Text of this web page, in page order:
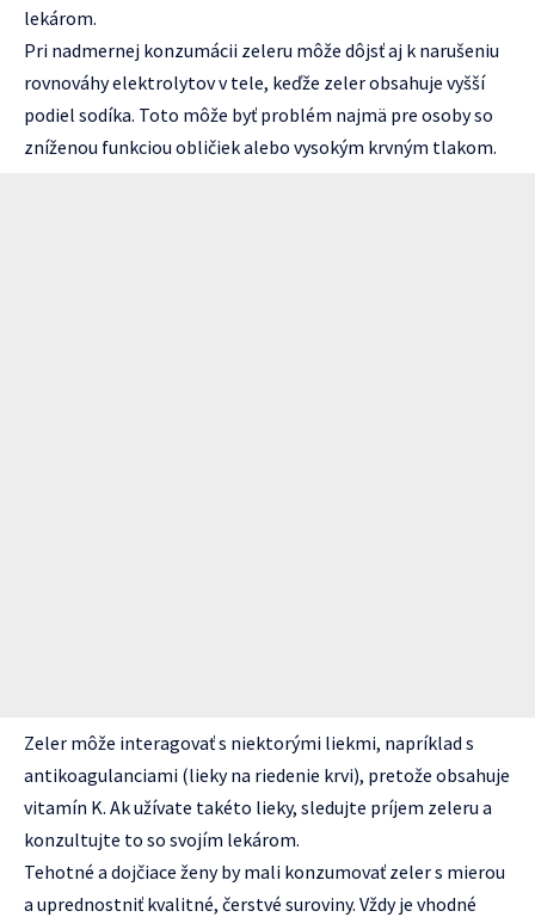
lekárom.
Pri nadmernej konzumácii zeleru môže dôjsť aj k narušeniu
rovnováhy elektrolytov v tele, keďže zeler obsahuje vyšší
podiel sodíka. Toto môže byť problém najmä pre osoby so
zníženou funkciou obličiek alebo vysokým krvným tlakom.
Zeler môže interagovať s niektorými liekmi, napríklad s
antikoagulanciami (lieky na riedenie krvi), pretože obsahuje
vitamín K. Ak užívate takéto lieky, sledujte príjem zeleru a
konzultujte to so svojím lekárom.
Tehotné a dojčiace ženy by mali konzumovať zeler s mierou
a uprednostniť kvalitné, čerstvé suroviny. Vždy je vhodné